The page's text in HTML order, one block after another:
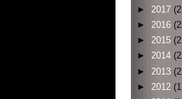
► 2017
► 2016
► 2015
► 2014
► 2013
► 2012